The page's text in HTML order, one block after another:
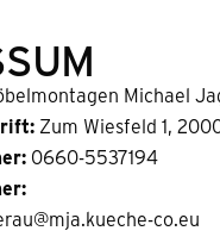
Michael
Zum Wiesfeld 1,
0660-5537194
co.eu